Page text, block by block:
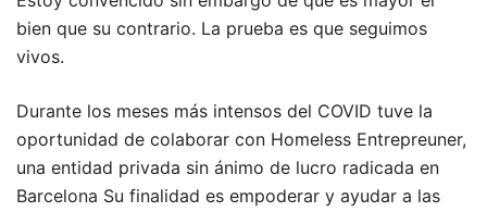
bien que su contrario. La prueba es que seguimos
vivos.
Durante los meses más intensos del COVID tuve la
oportunidad de colaborar con Homeless Entrepreuner,
una entidad privada sin ánimo de lucro radicada en
Barcelona Su finalidad es empoderar y ayudar a las